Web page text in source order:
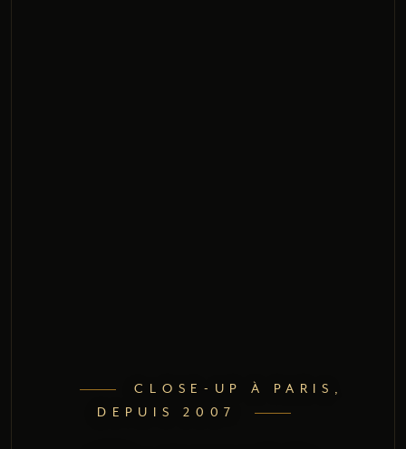
CLOSE-UP À PARIS,
DEPUIS 2007